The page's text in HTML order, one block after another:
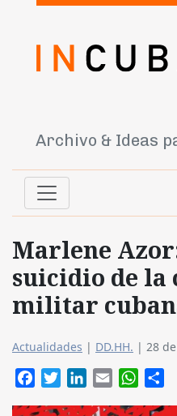
Archivo & Ideas
Marlene
suicidio de la
militar
Actualidades | DD.HH. | 28
FacebookTwitterLinkedIn
Email